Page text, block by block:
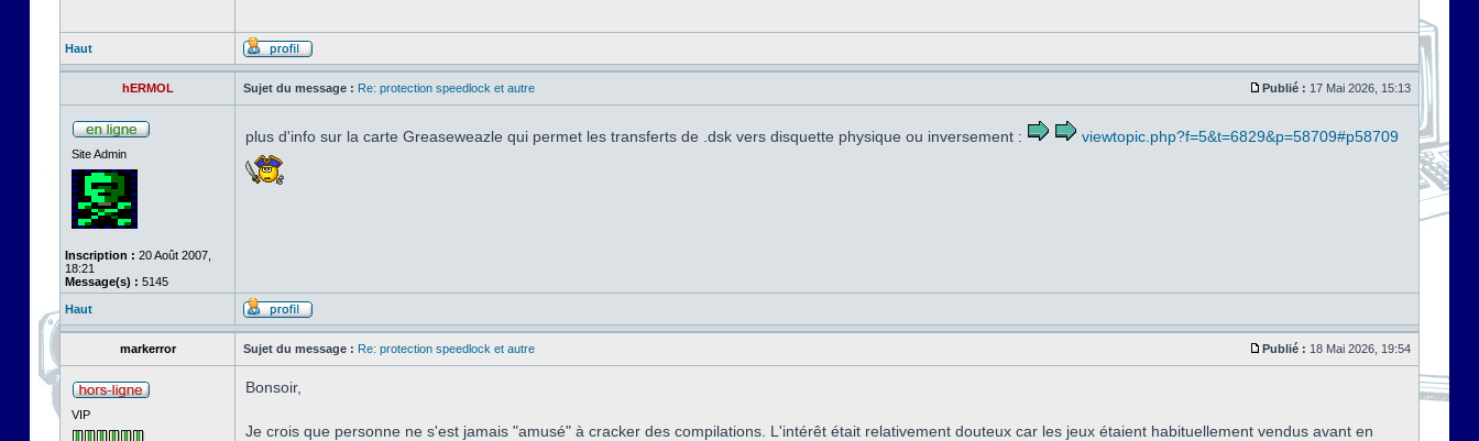
Haut
hERMOL Sujet du message : Re: protection speedlock et autre Publié : 17 Mai 2026, 15:13
Site Admin
Inscription : 20 Août 2007,
18:21
Message(s) : 5145
plus d'info sur la carte Greaseweazle qui permet les transferts de .dsk vers disquette physique ou inversement : viewtopic.php?f=5&t=6829&p=58709#p58709
Haut
markerror Sujet du message : Re: protection speedlock et autre Publié : 18 Mai 2026, 19:54
VIP
Bonsoir,
Je crois que personne ne s'est jamais "amusé" à cracker des compilations. L'intérêt était relativement douteux car les jeux étaient habituellement vendus avant en